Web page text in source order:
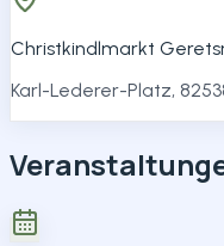
Christkindlmarkt
Karl-Lederer-Platz,